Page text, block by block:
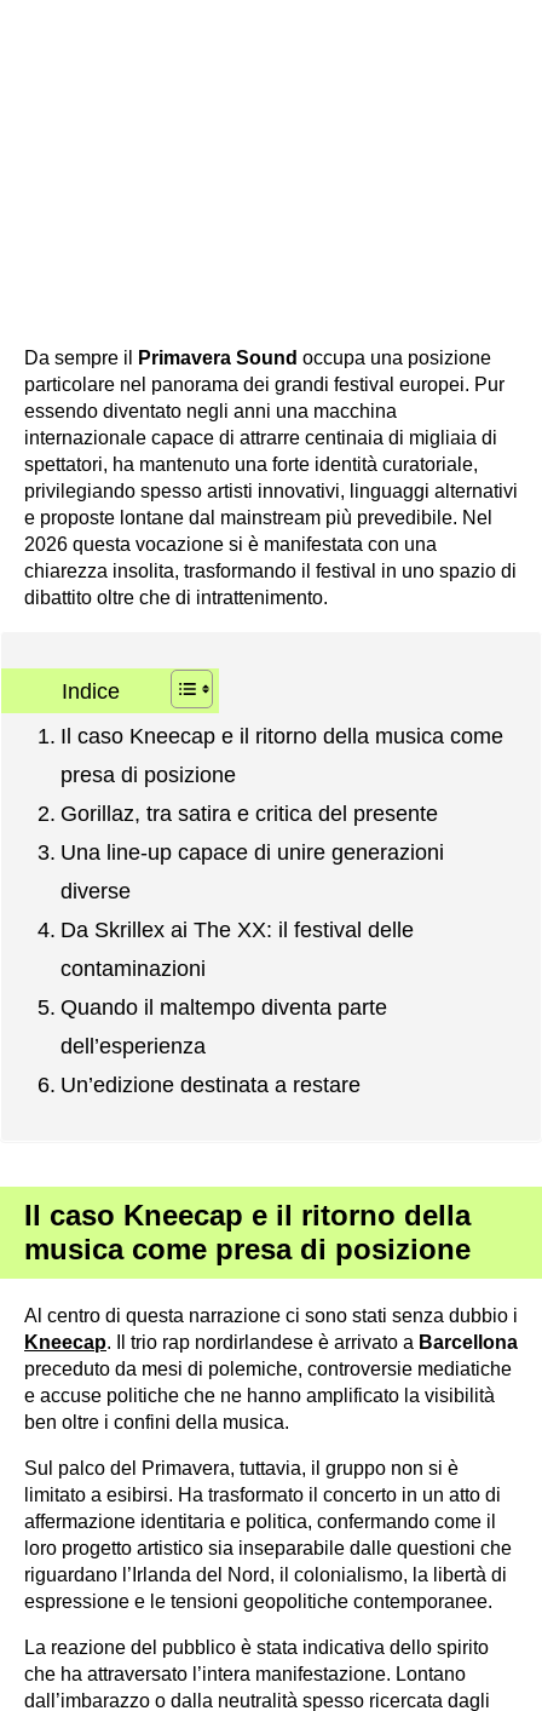
Da sempre il Primavera Sound occupa una posizione
particolare nel panorama dei grandi festival europei. Pur
essendo diventato negli anni una macchina
internazionale capace di attrarre centinaia di migliaia di
spettatori, ha mantenuto una forte identità curatoriale,
privilegiando spesso artisti innovativi, linguaggi alternativi
e proposte lontane dal mainstream più prevedibile. Nel
2026 questa vocazione si è manifestata con una
chiarezza insolita, trasformando il festival in uno spazio di
dibattito oltre che di intrattenimento.
Indice
Il caso Kneecap e il ritorno della musica come
presa di posizione
Gorillaz, tra satira e critica del presente
Una line-up capace di unire generazioni
diverse
Da Skrillex ai The XX: il festival delle
contaminazioni
Quando il maltempo diventa parte
dell’esperienza
Un’edizione destinata a restare
Il caso Kneecap e il ritorno della
musica come presa di posizione
Al centro di questa narrazione ci sono stati senza dubbio i
Kneecap. Il trio rap nordirlandese è arrivato a Barcellona
preceduto da mesi di polemiche, controversie mediatiche
e accuse politiche che ne hanno amplificato la visibilità
ben oltre i confini della musica.
Sul palco del Primavera, tuttavia, il gruppo non si è
limitato a esibirsi. Ha trasformato il concerto in un atto di
affermazione identitaria e politica, confermando come il
loro progetto artistico sia inseparabile dalle questioni che
riguardano l’Irlanda del Nord, il colonialismo, la libertà di
espressione e le tensioni geopolitiche contemporanee.
La reazione del pubblico è stata indicativa dello spirito
che ha attraversato l’intera manifestazione. Lontano
dall’imbarazzo o dalla neutralità spesso ricercata dagli